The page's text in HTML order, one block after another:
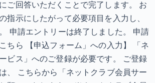
ご回答いただくことで完了します。 お
指示にしたがって必要項目を入力し、
申請エントリーは終了しました。 申請
ちら 【申込フォーム」への入力】 「ネ
ビス」へのご登録が必要です。 ご登録
、 こちらから「ネットクラブ会員サー